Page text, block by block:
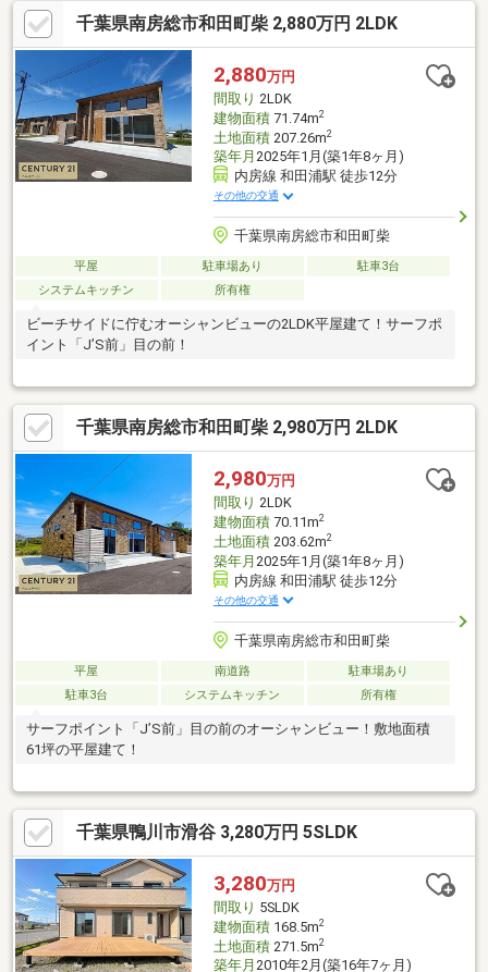
千葉県南房総市和田町柴 2,880万円 2LDK
2,880万円
間取り 2LDK
建物面積71.74m2
土地面積207.26m2
築年月 2025年1月(築1年8ヶ月)
内房線 和田浦駅 徒歩12分
その他の交通
千葉県南房総市和田町柴
平屋 駐車場あり
駐車3台
システムキッチン
所有権
ビーチサイドに佇むオーシャンビューの2LDK平屋建て！サーフポ
イント「J’S前」目の前！
千葉県南房総市和田町柴 2,980万円 2LDK
2,980万円
間取り 2LDK
建物面積70.11m2
土地面積203.62m2
築年月 2025年1月(築1年8ヶ月)
内房線 和田浦駅 徒歩12分
その他の交通
千葉県南房総市和田町柴
平屋 南道路
駐車場あり
駐車3台
システムキッチン 所有権
サーフポイント「J’S前」目の前のオーシャンビュー！敷地面積
61坪の平屋建て！
千葉県鴨川市滑谷 3,280万円 5SLDK
3,280万円
間取り 5SLDK
建物面積168.5m2
土地面積271.5m2
築年月 2010年2月(築16年7ヶ月)